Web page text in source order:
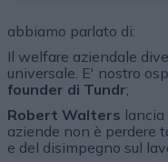
abbiamo parlato di:
Il welfare aziendale
universale. E' nostro
founder di Tundr;
Robert Walters
aziende non è perdere
e del disimpegno sul